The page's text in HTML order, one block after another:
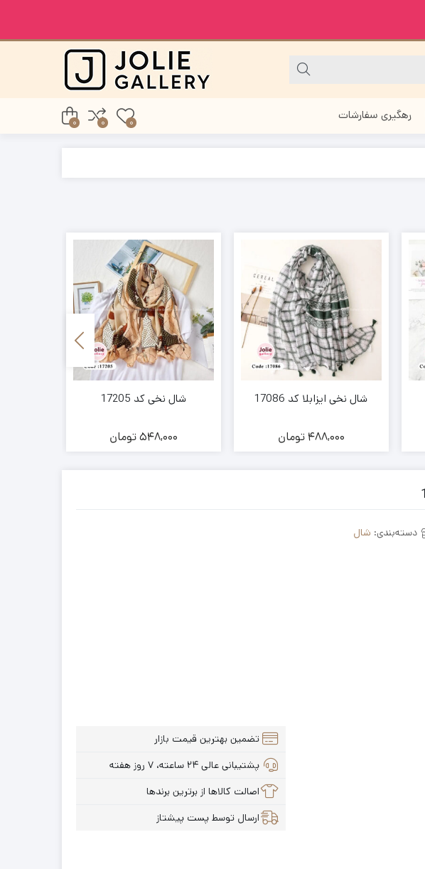
رهگیری سفارشات
0
0
0
شال نخی ایزابلا کد 17086
488,000 تومان
شال نخی کد 17205
548,000تومان
دسته‌بندی: شال
تضمین بهترین قیمت بازار
پشتیبانی عالی ۲۴ ساعته، ۷ روز هفته
اصالت کالاها از برترین برندها
ارسال توسط پست پیشتاز